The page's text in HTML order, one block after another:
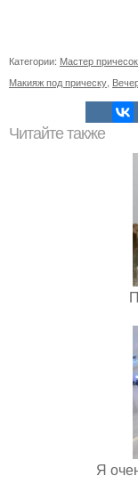
Категории: Мастер
Макияж под прическу
Читайте также
Я